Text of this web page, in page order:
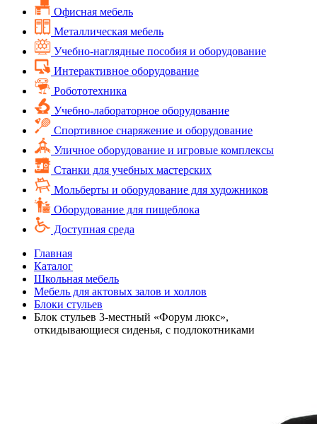
Офисная мебель
Металлическая мебель
Учебно-наглядные пособия и оборудование
Интерактивное оборудование
Робототехника
Учебно-лабораторное оборудование
Спортивное снаряжение и оборудование
Уличное оборудование и игровые комплексы
Cтанки для учебных мастерских
Мольберты и оборудование для художников
Оборудование для пищеблока
Доступная среда
Главная
Каталог
Школьная мебель
Мебель для актовых залов и холлов
Блоки стульев
Блок стульев 3-местный «Форум люкс»,
откидывающиеся сиденья, с подлокотниками